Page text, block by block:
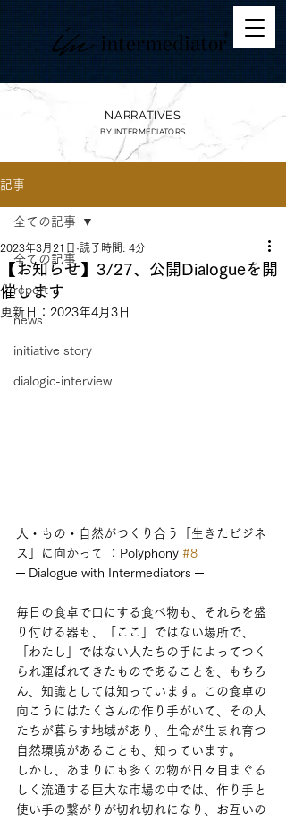
NARRATIVES
BY INTERMEDIATORS
記事
全ての記事
report
news
initiative story
dialogic-interview
全ての記事
【お知らせ】3/27、公開Dialogueを開
催します
2023年3月21日 読了時間: 4分
更新日： 2023年4月3日
人・もの・自然がつくり合う「生きたビジネ
ス」に向かって ：Polyphony #8
─ Dialogue with Intermediators ─
毎日の食卓で口にする食べ物も、それらを盛
り付ける器も、「ここ」ではない場所で、
「わたし」ではない人たちの手によってつく
られ運ばれてきたものであることを、もちろ
ん、知識としては知っています。この食卓の
向こうにはたくさんの作り手がいて、その人
たちが暮らす地域があり、生命が生まれ育つ
自然環境があることも、知っています。
しかし、あまりにも多くの物が日々目まぐる
しく流通する巨大な市場の中では、作り手と
使い手の繋がりが切れ切れになり、お互いの